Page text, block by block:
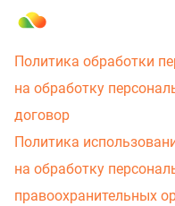
Политика обработки
на обработку
договор
Политика
на обработку
правоохранительных